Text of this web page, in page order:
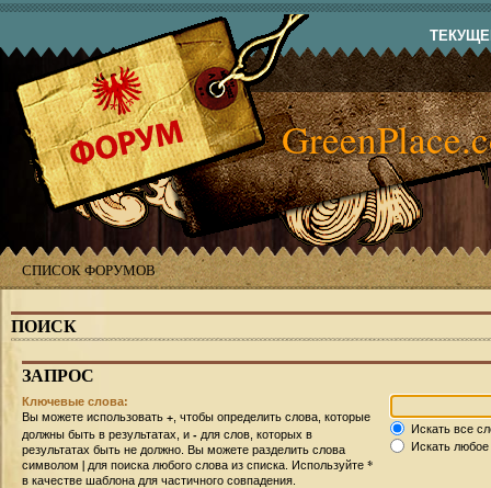
СПИСОК ФОРУМОВ
ПОИСК
ЗАПРОС
Ключевые слова:
Вы можете использовать + , чтобы определить слова, которые
должны быть в результатах, и - для слов, которых в
результатах быть не должно. Вы можете разделить слова
символом | для поиска любого слова из списка. Используйте *
в качестве шаблона для частичного совпадения.
Искать все
Искать